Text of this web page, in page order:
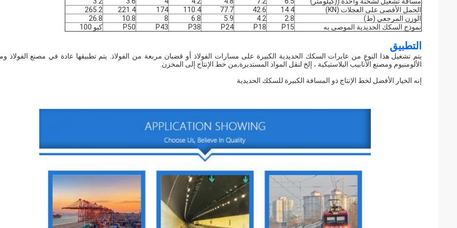
الحمل الأقصى على العجلات (KN)
14.4
42.6
77.7
110.4
174
221.4
265.2
الوزن المرجعي (ط)
2.8
4.2
5.9
6.8
8
10.8
26.8
نموذج السكك الحديدية الموصى به
P15
P18
P24
P38
P43
P50 كيو 100
التطبيق
يتم تشغيل هذا النوع من عابرات السكك الحديدية الكبيرة على مسارات الفولاذ أو قضبان مربعة من الفولاذ. يتم تطبيقها عادة في مصنع الفولاذ
الألومنيوم ومصنع الأنابيب البلاستيكية ، إلخ لنقل المواد المستديرة,من خط الإنتاج إلى المخزن.
إنه الخيار الأفضل لخط الإنتاج ذو المسافة الكبيرة للسكك الحديدية